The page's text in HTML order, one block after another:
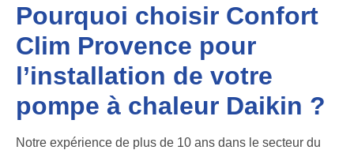
Pourquoi choisir Confort
Clim Provence pour
l’installation de votre
pompe à chaleur Daikin ?
Notre expérience de plus de 10 ans dans le secteur du